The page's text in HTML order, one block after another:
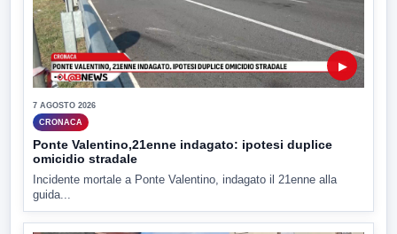
▶
7 AGOSTO 2026
CRONACA
Ponte Valentino,21enne indagato: ipotesi duplice
omicidio stradale
Incidente mortale a Ponte Valentino, indagato il 21enne alla
guida...